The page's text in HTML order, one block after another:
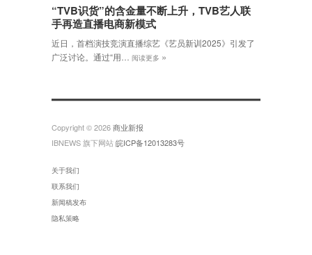
“TVB识货”的含金量不断上升，TVB艺人联
手再造直播电商新模式
近日，首档演技竞演直播综艺《艺员新训2025》引发了
广泛讨论。通过“用… 阅读更多 »
Copyright © 2026商业新报
IBNEWS 旗下网站 皖ICP备12013283号
关于我们
联系我们
新闻稿发布
隐私策略